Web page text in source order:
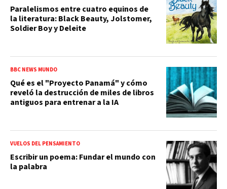
Paralelismos entre cuatro equinos de
la literatura: Black Beauty, Jolstomer,
Soldier Boy y Deleite
BBC NEWS MUNDO
Qué es el "Proyecto Panamá" y cómo
reveló la destrucción de miles de libros
antiguos para entrenar a la IA
VUELOS DEL PENSAMIENTO
Escribir un poema: Fundar el mundo con
la palabra